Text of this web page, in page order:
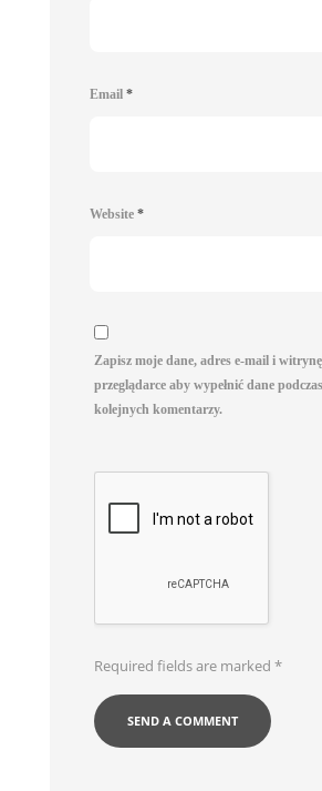
Email *
Website *
Zapisz moje dane, adres e-mail i
przeglądarce aby wypełnić dane
kolejnych komentarzy.
Required fields are marked *